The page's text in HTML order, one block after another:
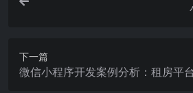
下一篇
微信小程序开发案例分析：租房平